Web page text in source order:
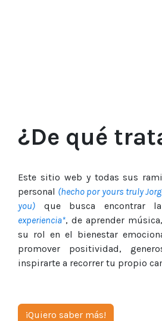
¿De qué
Este sitio web y todas sus
personal (hecho por yours truly
you) que busca encontrar
experiencia*, de aprender
su rol en el bienestar
promover positividad,
inspirarte a recorrer tu propio
¡Quiero saber más!